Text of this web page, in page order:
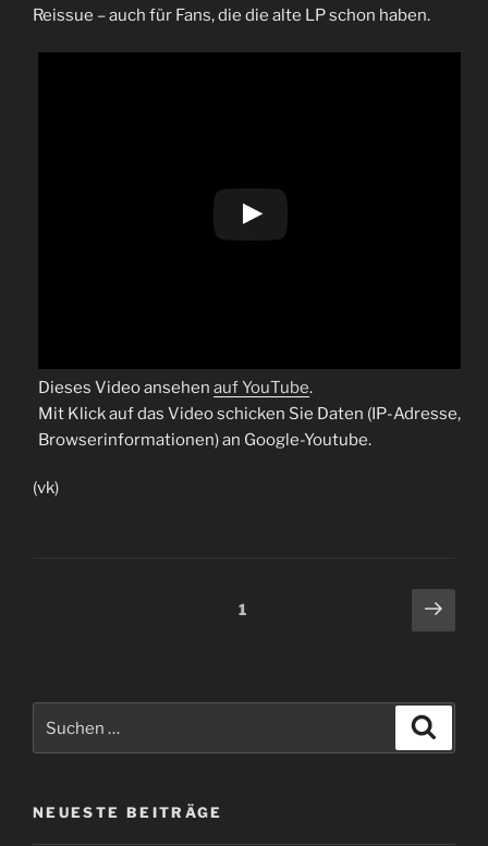
Reissue – auch für Fans, die die alte LP schon haben.
Dieses Video ansehen auf YouTube.
Mit Klick auf das Video schicken Sie Daten (IP-Adresse,
Browserinformationen) an Google-Youtube.
(vk)
Seite1
nach:
NEUESTE BEITRÄGE